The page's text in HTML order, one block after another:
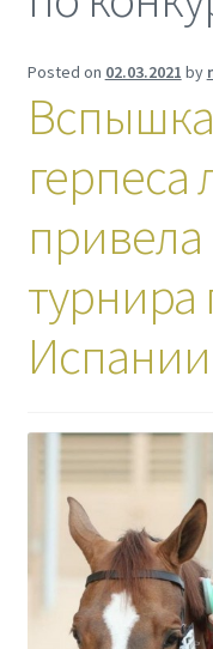
Posted on 02.03.2021 by
привела
турнира
Испании